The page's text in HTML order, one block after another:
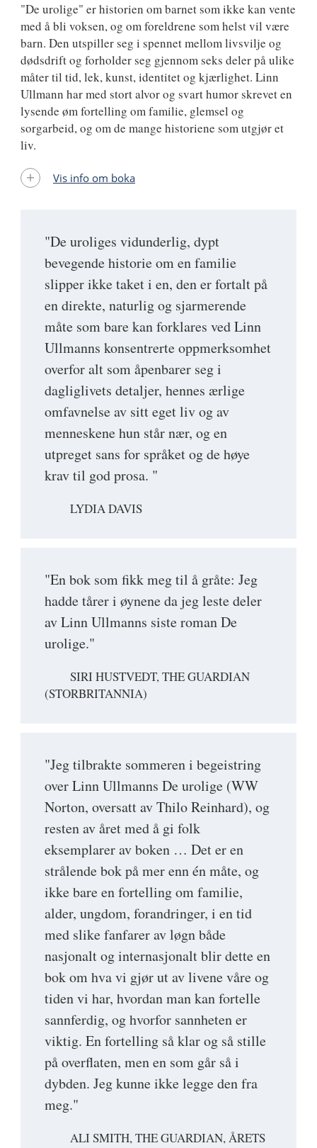
"De uroliges vidunderlig, dypt
bevegende historie om en familie
slipper ikke taket i en, den er fortalt på
en direkte, naturlig og sjarmerende
måte som bare kan forklares ved Linn
Ullmanns konsentrerte oppmerksomhet
overfor alt som åpenbarer seg i
dagliglivets detaljer, hennes ærlige
omfavnelse av sitt eget liv og av
menneskene hun står nær, og en
utpreget sans for språket og de høye
krav til god prosa. "
LYDIA DAVIS
"En bok som fikk meg til å gråte: Jeg
hadde tårer i øynene da jeg leste deler
av Linn Ullmanns siste roman De
urolige."
SIRI HUSTVEDT, THE GUARDIAN
(STORBRITANNIA)
"Jeg tilbrakte sommeren i begeistring
over Linn Ullmanns De urolige (WW
Norton, oversatt av Thilo Reinhard), og
resten av året med å gi folk
eksemplarer av boken … Det er en
strålende bok på mer enn én måte, og
ikke bare en fortelling om familie,
alder, ungdom, forandringer, i en tid
med slike fanfarer av løgn både
nasjonalt og internasjonalt blir dette en
bok om hva vi gjør ut av livene våre og
tiden vi har, hvordan man kan fortelle
sannferdig, og hvorfor sannheten er
viktig. En fortelling så klar og så stille
på overflaten, men en som går så i
dybden. Jeg kunne ikke legge den fra
meg."
ALI SMITH, THE GUARDIAN, ÅRETS
"De urolige" er historien om barnet som ikke kan vente
med å bli voksen, og om foreldrene som helst vil være
barn. Den utspiller seg i spennet mellom livsvilje og
dødsdrift og forholder seg gjennom seks deler på ulike
måter til tid, lek, kunst, identitet og kjærlighet. Linn
Ullmann har med stort alvor og svart humor skrevet en
lysende øm fortelling om familie, glemsel og
sorgarbeid, og om de mange historiene som utgjør et
liv.
Vis info om boka